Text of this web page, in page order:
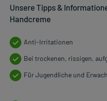
Unsere Tipps &
Handcreme
Anti-Irritationen
Bei trockenen, rissigen,
Für Jugendliche und